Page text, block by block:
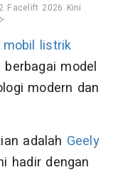
Facelift 2026 Kini
mobil listrik
model
modern dan
adalah Geely
hadir dengan